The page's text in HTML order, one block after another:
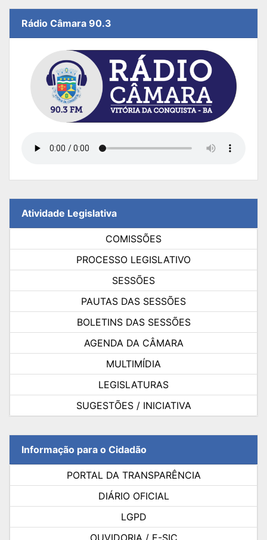
Rádio Câmara 90.3
Atividade Legislativa
COMISSÕES
PROCESSO LEGISLATIVO
SESSÕES
PAUTAS DAS SESSÕES
BOLETINS DAS SESSÕES
AGENDA DA CÂMARA
MULTIMÍDIA
LEGISLATURAS
SUGESTÕES / INICIATIVA
Informação para o Cidadão
PORTAL DA TRANSPARÊNCIA
DIÁRIO OFICIAL
LGPD